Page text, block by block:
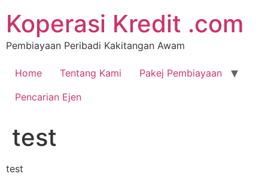
Koperasi Kredit .com
Pembiayaan Peribadi Kakitangan Awam
Home Tentang Kami
Pakej Pembiayaan
Pencarian Ejen
test
test